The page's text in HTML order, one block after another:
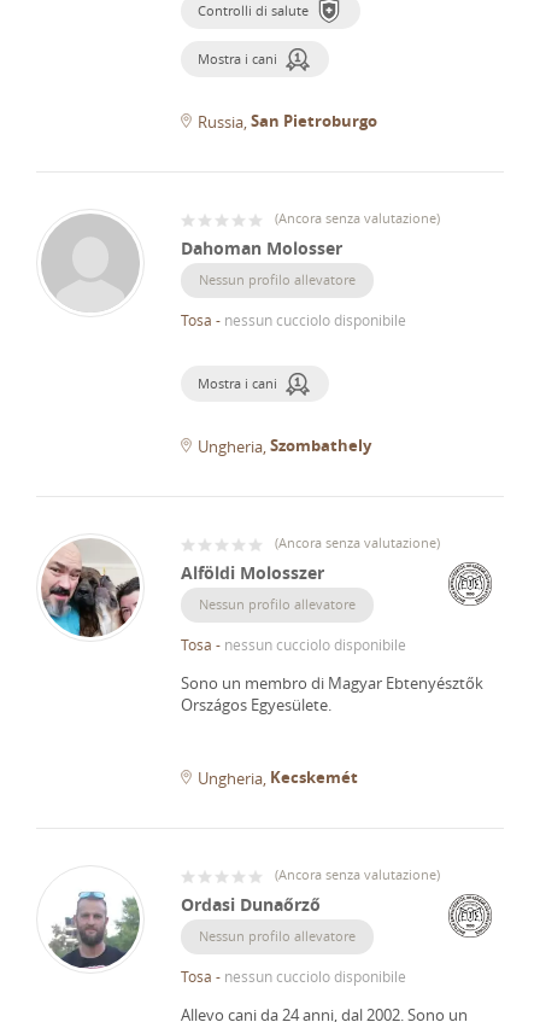
Controlli di salute
Mostra i cani
Russia San Pietroburgo
(Ancora senza valutazione)
Dahoman Molosser
Nessun profilo allevatore
Tosa - nessun cucciolo disponibile
Mostra i cani
Ungheria Szombathely
(Ancora senza valutazione)
Alföldi Molosszer
Nessun profilo allevatore
Tosa - nessun cucciolo disponibile
Sono un membro di Magyar Ebtenyésztők
Országos Egyesülete.
Ungheria Kecskemét
(Ancora senza valutazione)
Ordasi Dunaőrző
Nessun profilo allevatore
Tosa - nessun cucciolo disponibile
Allevo cani da 24 anni, dal 2002.Sono un